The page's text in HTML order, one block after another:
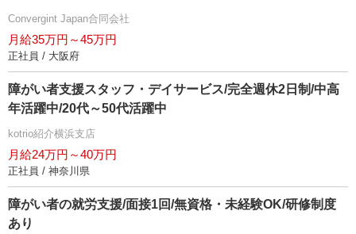
Convergint Japan合同会社
月給35万円～45万円
正社員 / 大阪府
障がい者支援スタッフ・デイサービス/完全週休2日制/中高
年活躍中/20代～50代活躍中
kotrio紹介横浜支店
月給24万円～40万円
正社員 / 神奈川県
障がい者の就労支援/面接1回/無資格・未経験OK/研修制度
あり